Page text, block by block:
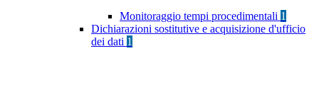
Monitoraggio tempi procedimentali 1
Dichiarazioni sostitutive e acquisizione d'ufficio
dei dati 1